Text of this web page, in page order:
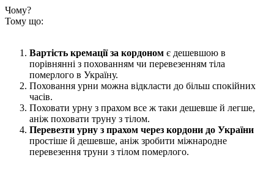
Чому?
Тому що:
Вартість кремації за кордоном є дешевшою в
порівнянні з похованням чи перевезенням тіла
померлого в Україну.
Поховання урни можна відкласти до більш спокійних
часів.
Поховати урну з прахом все ж таки дешевше й легше,
аніж поховати труну з тілом.
Перевезти урну з прахом через кордони до України
простіше й дешевше, аніж зробити міжнародне
перевезення труни з тілом померлого.